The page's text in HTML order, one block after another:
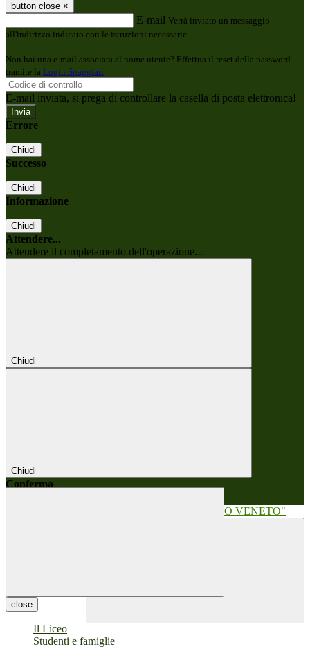
button close ×
E-mail Verrà inviato un messaggio
all'indirizzo indicato con le istruzioni necessarie.
Non hai una e-mail associata al nome utente? Effettua il reset della password
tramite la Login Spaggiari
E-mail inviata, si prega di controllare la casella di posta elettronica!
Errore
Chiudi
Successo
Chiudi
Informazione
Chiudi
Attendere...
Attendere il completamento dell'operazione...
Chiudi
Chiudi
Conferma
close
Il Liceo
Studenti e famiglie